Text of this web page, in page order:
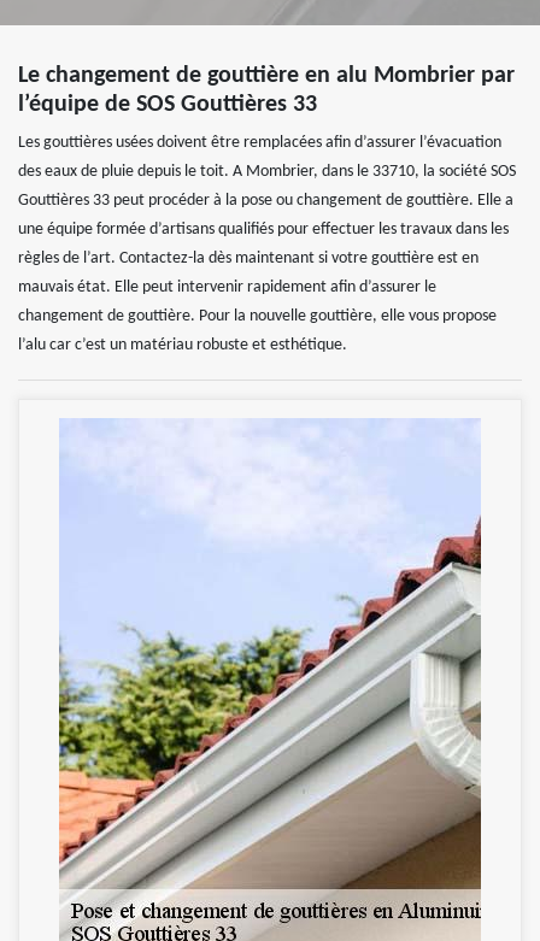
Le changement de gouttière en alu Mombrier par
l’équipe de SOS Gouttières 33
Les gouttières usées doivent être remplacées afin d’assurer l’évacuation
des eaux de pluie depuis le toit. A Mombrier, dans le 33710, la société SOS
Gouttières 33 peut procéder à la pose ou changement de gouttière. Elle a
une équipe formée d’artisans qualifiés pour effectuer les travaux dans les
règles de l’art. Contactez-la dès maintenant si votre gouttière est en
mauvais état. Elle peut intervenir rapidement afin d’assurer le
changement de gouttière. Pour la nouvelle gouttière, elle vous propose
l’alu car c’est un matériau robuste et esthétique.